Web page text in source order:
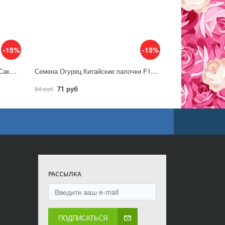
-15%
Семена Томат Мариана F1 5 шт. (Саката)/ Гавриш
-15%
Семена Огурец Китайские палочки F1 10шт / Аэлита
84 руб 71 руб
РАССЫЛКА
ПОДПИСАТЬСЯ